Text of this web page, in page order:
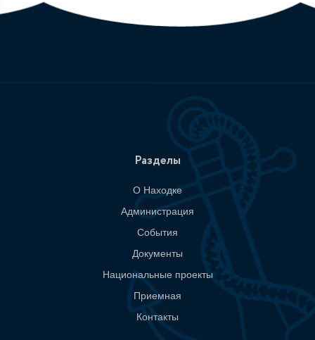
Разделы
О Находке
Администрация
События
Документы
Национальные проекты
Приемная
Контакты